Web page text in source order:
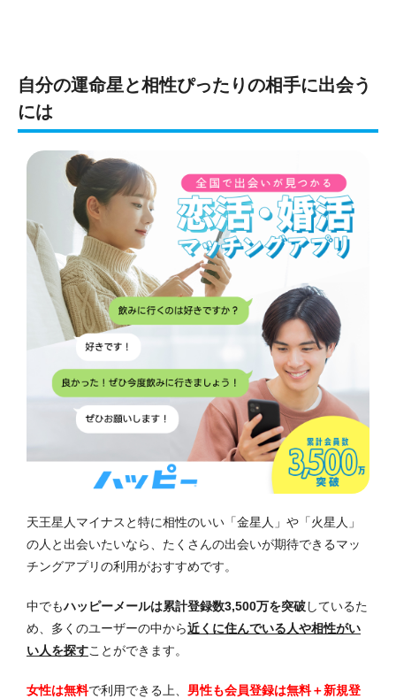
自分の運命星と相性ぴったりの相手に出会う
には
天王星人マイナスと特に相性のいい「金星人」や「火星人」
の人と出会いたいなら、たくさんの出会いが期待できるマッ
チングアプリの利用がおすすめです。
中でもハッピーメールは累計登録数3,500万を突破しているた
め、多くのユーザーの中から近くに住んでいる人や相性がい
い人を探すことができます。
女性は無料で利用できる上、 男性も会員登録は無料＋新規登